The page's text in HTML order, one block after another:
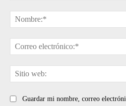
Guardar mi nombre, correo